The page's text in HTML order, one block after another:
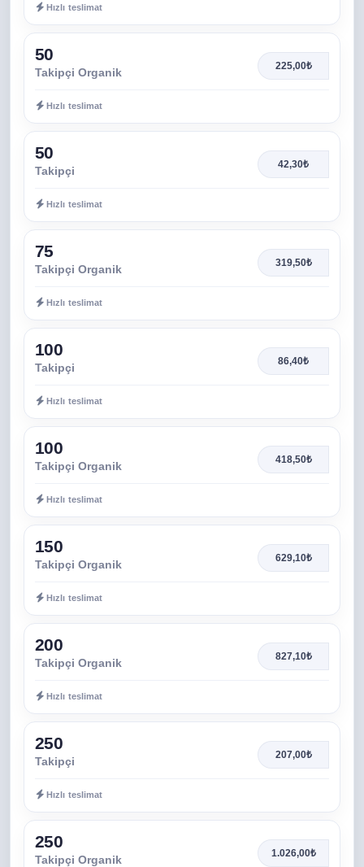
Hızlı teslimat
50
Takipçi Organik 225,00₺
Hızlı teslimat
50
Takipçi 42,30₺
Hızlı teslimat
75
Takipçi Organik 319,50₺
Hızlı teslimat
100
Takipçi 86,40₺
Hızlı teslimat
100
Takipçi Organik 418,50₺
Hızlı teslimat
150
Takipçi Organik 629,10₺
Hızlı teslimat
200
Takipçi Organik 827,10₺
Hızlı teslimat
250
Takipçi 207,00₺
Hızlı teslimat
250
Takipçi Organik 1.026,00₺